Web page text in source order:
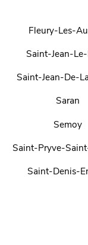
Fleury-Les-
Saint-Jean-
Saint-Jean-De-
Saran
Semoy
Saint-Pryve-
Saint-Denis-